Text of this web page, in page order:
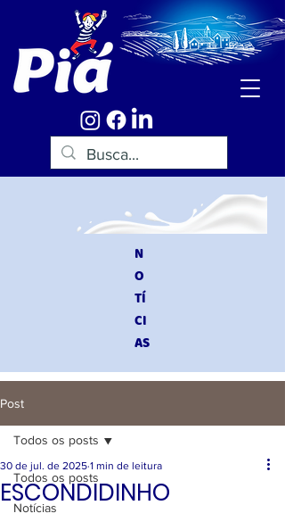
N
O
TÍ
CI
AS
Post
Todos os posts
Notícias
Todos os posts
ESCONDIDINHO
30 de jul. de 2025 1 min de leitura